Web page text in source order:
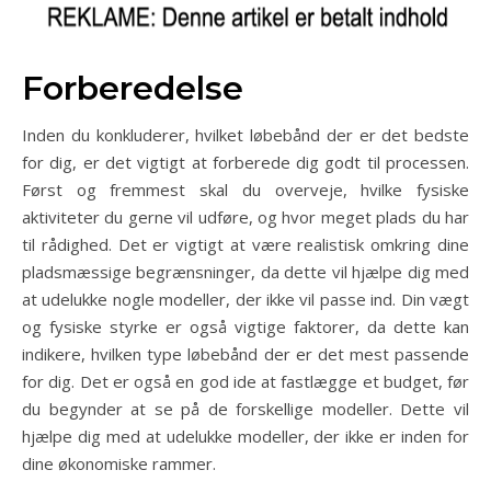
Forberedelse
Inden du konkluderer, hvilket løbebånd der er det bedste
for dig, er det vigtigt at forberede dig godt til processen.
Først og fremmest skal du overveje, hvilke fysiske
aktiviteter du gerne vil udføre, og hvor meget plads du har
til rådighed. Det er vigtigt at være realistisk omkring dine
pladsmæssige begrænsninger, da dette vil hjælpe dig med
at udelukke nogle modeller, der ikke vil passe ind. Din vægt
og fysiske styrke er også vigtige faktorer, da dette kan
indikere, hvilken type løbebånd der er det mest passende
for dig. Det er også en god ide at fastlægge et budget, før
du begynder at se på de forskellige modeller. Dette vil
hjælpe dig med at udelukke modeller, der ikke er inden for
dine økonomiske rammer.